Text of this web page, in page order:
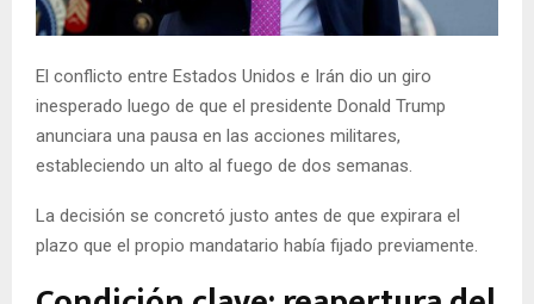
N
UEl conflicto entre Estados Unidos e Irán dio un giro
inesperado luego de que el presidente Donald Trump
anunciara una pausa en las acciones militares,
estableciendo un alto al fuego de dos semanas.
La decisión se concretó justo antes de que expirara el
plazo que el propio mandatario había fijado previamente.